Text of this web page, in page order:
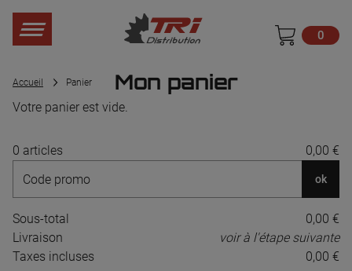
0
Accueil Panier Mon panier
Votre panier est vide.
0 articles 0,00 €
ok
Sous-total
0,00 €
Livraison
voir à l'étape suivante
Taxes incluses
0,00 €